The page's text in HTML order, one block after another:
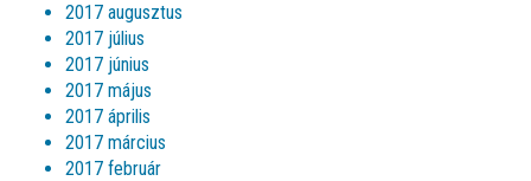
2017 augusztus
2017 július
2017 június
2017 május
2017 április
2017 március
2017 február